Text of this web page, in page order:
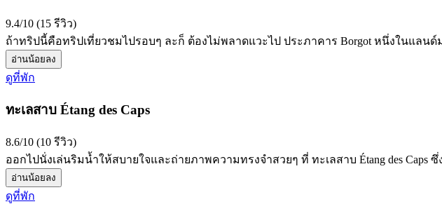
9.4/10 (15 รีวิว)
ถ้าทริปนี้คือทริปเที่ยวชมไปรอบๆ ละก็ ต้องไม่พลาดแวะไป ประภาคาร Borgot หนึ่งในแลน
อ่านน้อยลง
ดูที่พัก
ทะเลสาบ Étang des Caps
8.6/10 (10 รีวิว)
ออกไปนั่งเล่นริมน้ำให้สบายใจและถ่ายภาพความทรงจำสวยๆ ที่ ทะเลสาบ Étang des Caps
อ่านน้อยลง
ดูที่พัก